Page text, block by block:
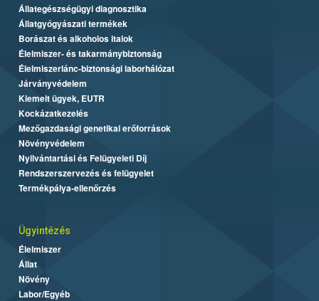
Állategészségügyi diagnosztika
Állatgyógyászati termékek
Borászat és alkoholos italok
Élelmiszer- és takarmánybiztonság
Élelmiszerlánc-biztonsági laborhálózat
Járványvédelem
Kiemelt ügyek, EUTR
Kockázatkezelés
Mezőgazdasági genetikai erőforrások
Növényvédelem
Nyilvántartási és Felügyeleti Díj
Rendszerszervezés és felügyelet
Termékpálya-ellenőrzés
Ügyintézés
Élelmiszer
Állat
Növény
Labor/Egyéb